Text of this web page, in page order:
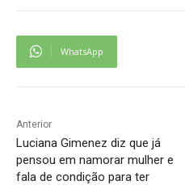
WhatsApp
Anterior
Luciana Gimenez diz que já
pensou em namorar mulher e
fala de condição para ter